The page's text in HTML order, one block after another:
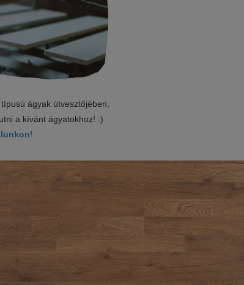
ágyak útvesztőjében.
a kívánt ágyatokhoz! :)
!